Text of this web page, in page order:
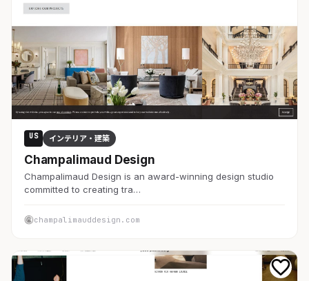
US インテリア・建築
Champalimaud Design
Champalimaud Design is an award-winning design studio
committed to creating tra…
champalimauddesign.com